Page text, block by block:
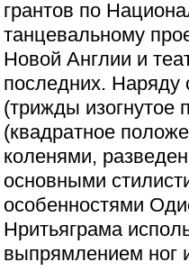
грантов по
танцевальному
Новой Англии и
последних. Наряду
(трижды изогнутое
(квадратное
коленями,
основными
особенностями
Нритьяграма
выпрямлением ног